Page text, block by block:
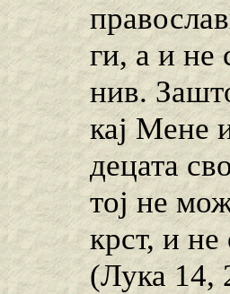
ги, а и не
нив.
кај Мене
децата
тој не
крст, и
(Лука 14,